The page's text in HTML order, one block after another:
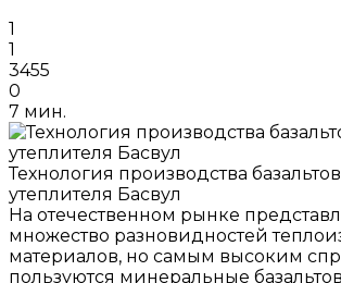
1
1
3455
0
7 мин.
Технология производства
утеплителя Басвул
На отечественном рынке
множество разновидностей
материалов, но самым высоким
пользуются минеральные